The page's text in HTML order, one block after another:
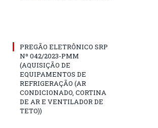
PREGÃO ELETRÔNICO SRP
Nº 042/2023-PMM
(AQUISIÇÃO DE
EQUIPAMENTOS DE
REFRIGERAÇÃO (AR
CONDICIONADO, CORTINA
DE AR E VENTILADOR DE
TETO))